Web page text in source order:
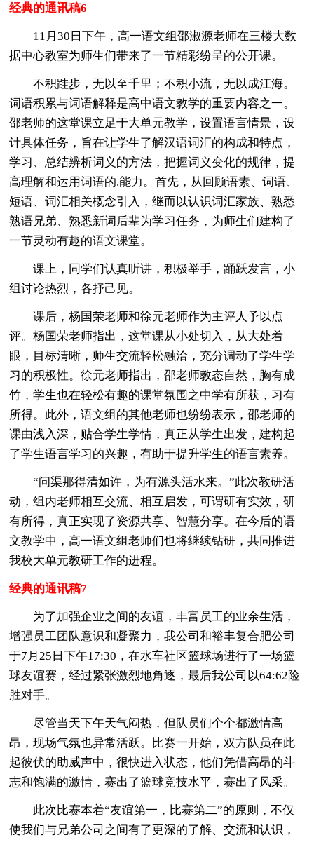
经典的通讯稿6
11月30日下午，高一语文组邵淑源老师在三楼大数
据中心教室为师生们带来了一节精彩纷呈的公开课。
不积跬步，无以至千里；不积小流，无以成江海。
词语积累与词语解释是高中语文教学的重要内容之一。
邵老师的这堂课立足于大单元教学，设置语言情景，设
计具体任务，旨在让学生了解汉语词汇的构成和特点，
学习、总结辨析词义的方法，把握词义变化的规律，提
高理解和运用词语的.能力。首先，从回顾语素、词语、
短语、词汇相关概念引入，继而以认识词汇家族、熟悉
熟语兄弟、熟悉新词后辈为学习任务，为师生们建构了
一节灵动有趣的语文课堂。
课上，同学们认真听讲，积极举手，踊跃发言，小
组讨论热烈，各抒己见。
课后，杨国荣老师和徐元老师作为主评人予以点
评。杨国荣老师指出，这堂课从小处切入，从大处着
眼，目标清晰，师生交流轻松融洽，充分调动了学生学
习的积极性。徐元老师指出，邵老师教态自然，胸有成
竹，学生也在轻松有趣的课堂氛围之中学有所获，习有
所得。此外，语文组的其他老师也纷纷表示，邵老师的
课由浅入深，贴合学生学情，真正从学生出发，建构起
了学生语言学习的兴趣，有助于提升学生的语言素养。
“问渠那得清如许，为有源头活水来。”此次教研活
动，组内老师相互交流、相互启发，可谓研有实效，研
有所得，真正实现了资源共享、智慧分享。在今后的语
文教学中，高一语文组老师们也将继续钻研，共同推进
我校大单元教研工作的进程。
经典的通讯稿7
为了加强企业之间的友谊，丰富员工的业余生活，
增强员工团队意识和凝聚力，我公司和裕丰复合肥公司
于7月25日下午17:30，在水车社区篮球场进行了一场篮
球友谊赛，经过紧张激烈地角逐，最后我公司以64:62险
胜对手。
尽管当天下午天气闷热，但队员们个个都激情高
昂，现场气氛也异常活跃。比赛一开始，双方队员在此
起彼伏的助威声中，很快进入状态，他们凭借高昂的斗
志和饱满的激情，赛出了篮球竞技水平，赛出了风采。
此次比赛本着“友谊第一，比赛第二”的原则，不仅
使我们与兄弟公司之间有了更深的了解、交流和认识，